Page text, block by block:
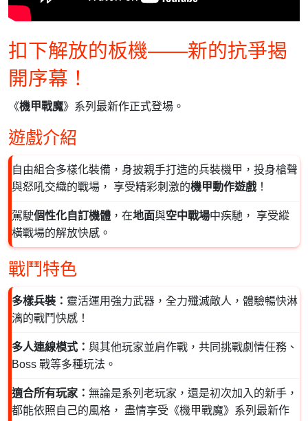
扣下解放的板機——新的抗爭揭
開序幕！
《機甲戰魔》系列最新作正式登場。
遊戲介紹
自由組合多樣化裝備，身披親手打造的兵裝機甲，投身槍聲
與怒吼交織的戰場， 享受精彩刺激的機甲動作遊戲 ！
駕駛個性化自訂機體 ，在地面與空中戰場中疾馳， 享受縱
橫戰場的解放快感。
戰鬥特色
多樣兵裝： 靈活運用強力武器，全力殲滅敵人，體驗暢快淋
漓的戰鬥快感！
多人連線模式： 與其他玩家並肩作戰，共同挑戰劇情任務、
Boss 戰等多種玩法。
適合所有玩家： 無論是系列老玩家，還是初次加入的新手，
都能依照自己的風格， 盡情享受《機甲戰魔》系列最新作